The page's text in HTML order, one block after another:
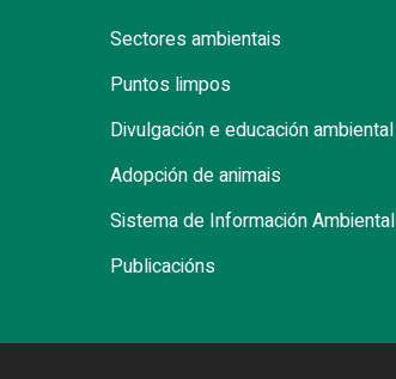
Sectores ambientais
Puntos limpos
Divulgación e educación ambiental
Adopción de animais
Sistema de Información Ambiental
Publicacións